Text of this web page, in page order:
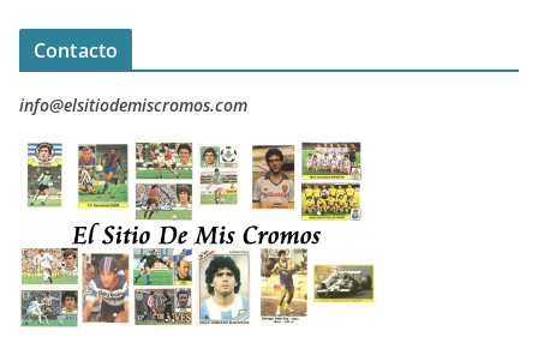
Contacto
info@elsitiodemiscromos.com